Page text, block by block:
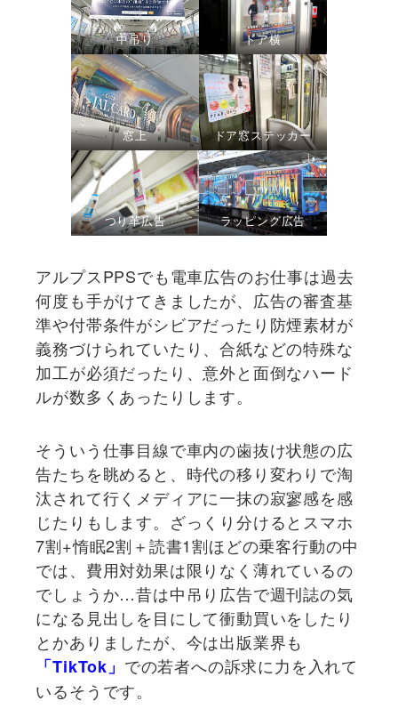
中吊り ドア横
窓上 ドア窓ステッカー
つり革広告 ラッピング広告
アルプスPPSでも電車広告のお仕事は過去
何度も手がけてきましたが、広告の審査基
準や付帯条件がシビアだったり防煙素材が
義務づけられていたり、合紙などの特殊な
加工が必須だったり、意外と面倒なハード
ルが数多くあったりします。
そういう仕事目線で車内の歯抜け状態の広
告たちを眺めると、時代の移り変わりで淘
汰されて行くメディアに一抹の寂寥感を感
じたりもします。ざっくり分けるとスマホ
7割+惰眠2割＋読書1割ほどの乗客行動の中
では、費用対効果は限りなく薄れているの
でしょうか…昔は中吊り広告で週刊誌の気
になる見出しを目にして衝動買いをしたり
とかありましたが、今は出版業界も
「TikTok」 での若者への訴求に力を入れて
いるそうです。